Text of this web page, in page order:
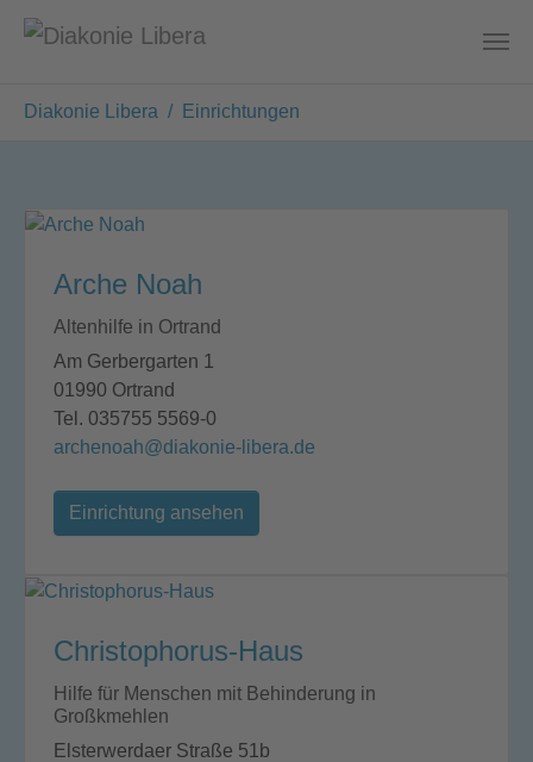
Diakonie Libera Einrichtungen
Arche Noah
Altenhilfe in Ortrand
Am Gerbergarten 1
01990 Ortrand
Tel. 035755 5569-0
archenoah@diakonie-libera.de
Einrichtung ansehen
Christophorus-Haus
Hilfe für Menschen mit Behinderung in
Großkmehlen
Elsterwerdaer Straße 51b